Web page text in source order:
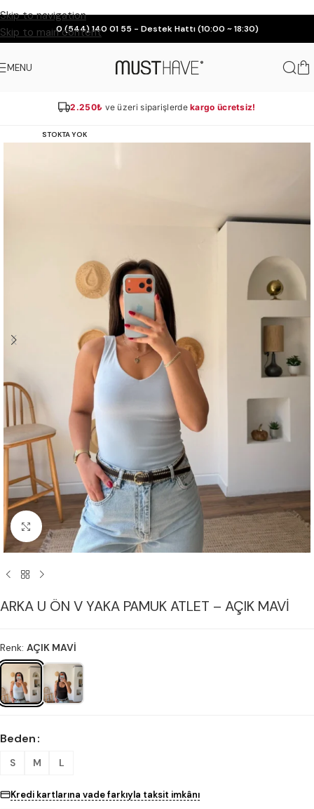
Skip to navigation
Skip to main content0 (544) 140 01 55 - Destek Hattı (10:00 ~ 18:30)
MENU
2.250₺ ve üzeri siparişlerdekargo ücretsiz!
STOKTA YOK
Büyük Resmi Göster
ARKA U ÖN V YAKA PAMUK ATLET – AÇIK MAVİ
Renk: AÇIK MAVİ
Beden
S M L
Kredi kartlarına vade farkıyla taksit imkânı